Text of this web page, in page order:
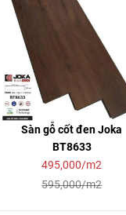
Sàn gỗ cốt đen Joka
BT8633
495,000/m2
595,000/m2